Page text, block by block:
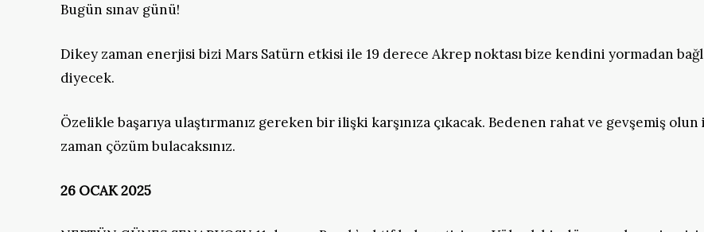
Bugün sınav günü!
Dikey zaman enerjisi bizi Mars Satürn etkisi ile 19 derece Akrep noktası bize kendini yormadan
diyecek.
Özelikle başarıya ulaştırmanız gereken bir ilişki karşınıza çıkacak. Bedenen rahat ve gevşemiş olun
zaman çözüm bulacaksınız.
26 OCAK 2025